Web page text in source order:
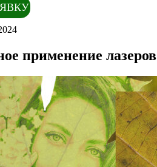
применение лазеров